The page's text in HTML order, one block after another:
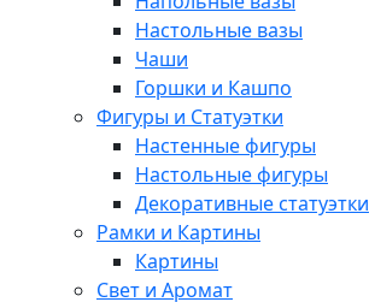
Настольные вазы
Чаши
Горшки и Кашпо
Фигуры и Статуэтки
Настенные фигуры
Настольные фигуры
Декоративные статуэтки
Рамки и Картины
Картины
Свет и Аромат